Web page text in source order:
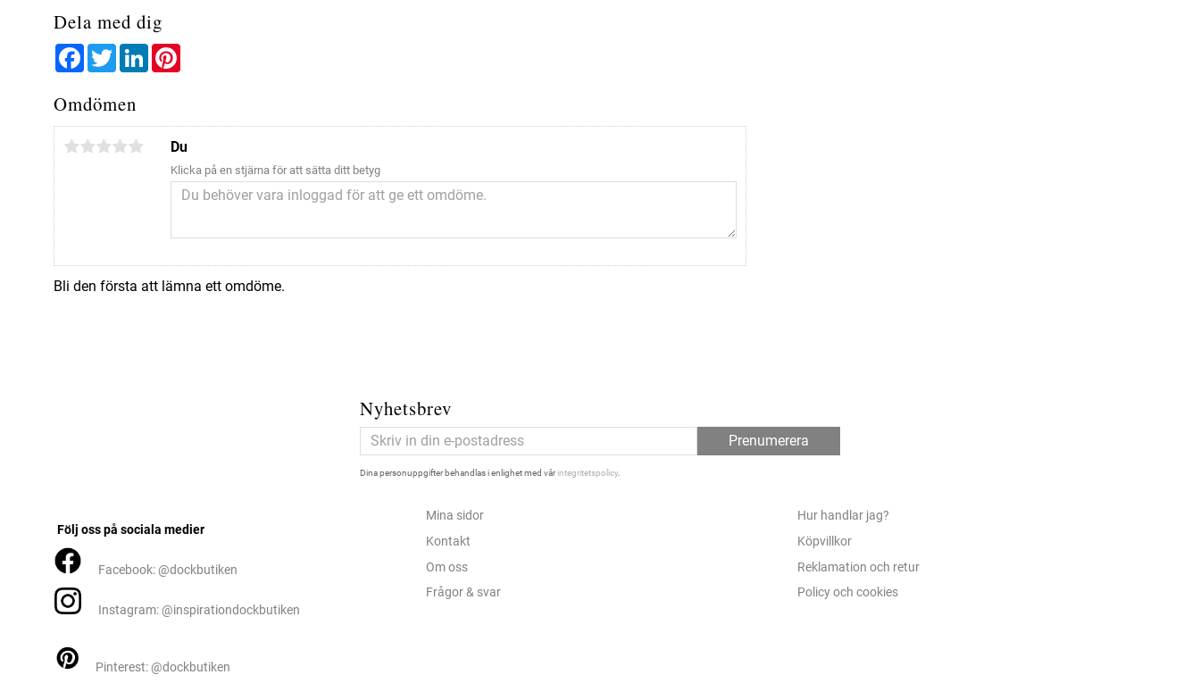
Dela med dig
FacebookTwitterLinkedIn
Omdömen
Du
Klicka på en stjärna för att sätta ditt betyg
Bli den första att lämna ett omdöme.
Nyhetsbrev
Prenumerera
Dina personuppgifter behandlas i enlighet med vårintegritetspolicy.
Följ oss på sociala medier
Facebook: @dockbutiken
Instagram: @inspirationdockbutiken
Pinterest: @dockbutiken
Mina sidor
Kontakt
Om oss
Frågor & svar
Hur handlar jag?
Köpvillkor
Reklamation och retur
Policy och cookies